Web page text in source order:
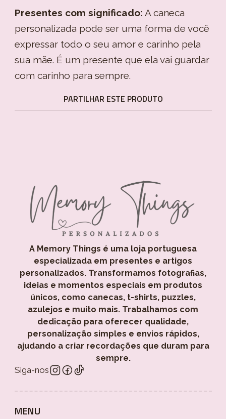
Presentes com significado: A caneca
personalizada pode ser uma forma de você
expressar todo o seu amor e carinho pela
sua mãe. É um presente que ela vai guardar
com carinho para sempre.
PARTILHAR ESTE PRODUTO
A Memory Things é uma loja portuguesa
especializada em presentes e artigos
personalizados. Transformamos fotografias,
ideias e momentos especiais em produtos
únicos, como canecas, t-shirts, puzzles,
azulejos e muito mais. Trabalhamos com
dedicação para oferecer qualidade,
personalização simples e envios rápidos,
ajudando a criar recordações que duram para
sempre.
Siga-nos
MENU